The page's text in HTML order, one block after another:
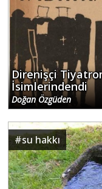
Direnişçi
İsimlerindendi
Doğan Özgüden
#su hakkı